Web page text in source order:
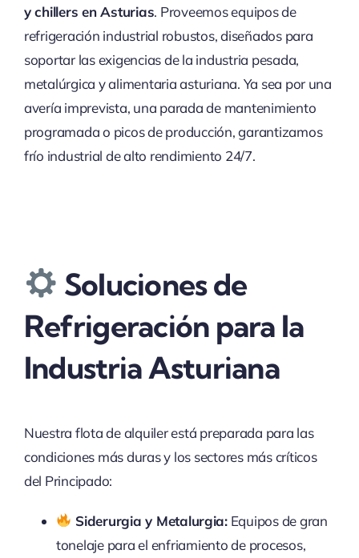
y chillers en Asturias. Proveemos equipos de
refrigeración industrial robustos, diseñados para
soportar las exigencias de la industria pesada,
metalúrgica y alimentaria asturiana. Ya sea por una
avería imprevista, una parada de mantenimiento
programada o picos de producción, garantizamos
frío industrial de alto rendimiento 24/7.
Soluciones de
Refrigeración para la
Industria Asturiana
Nuestra flota de alquiler está preparada para las
condiciones más duras y los sectores más críticos
del Principado:
Siderurgia y Metalurgia:Equipos de gran
tonelaje para el enfriamiento de procesos,